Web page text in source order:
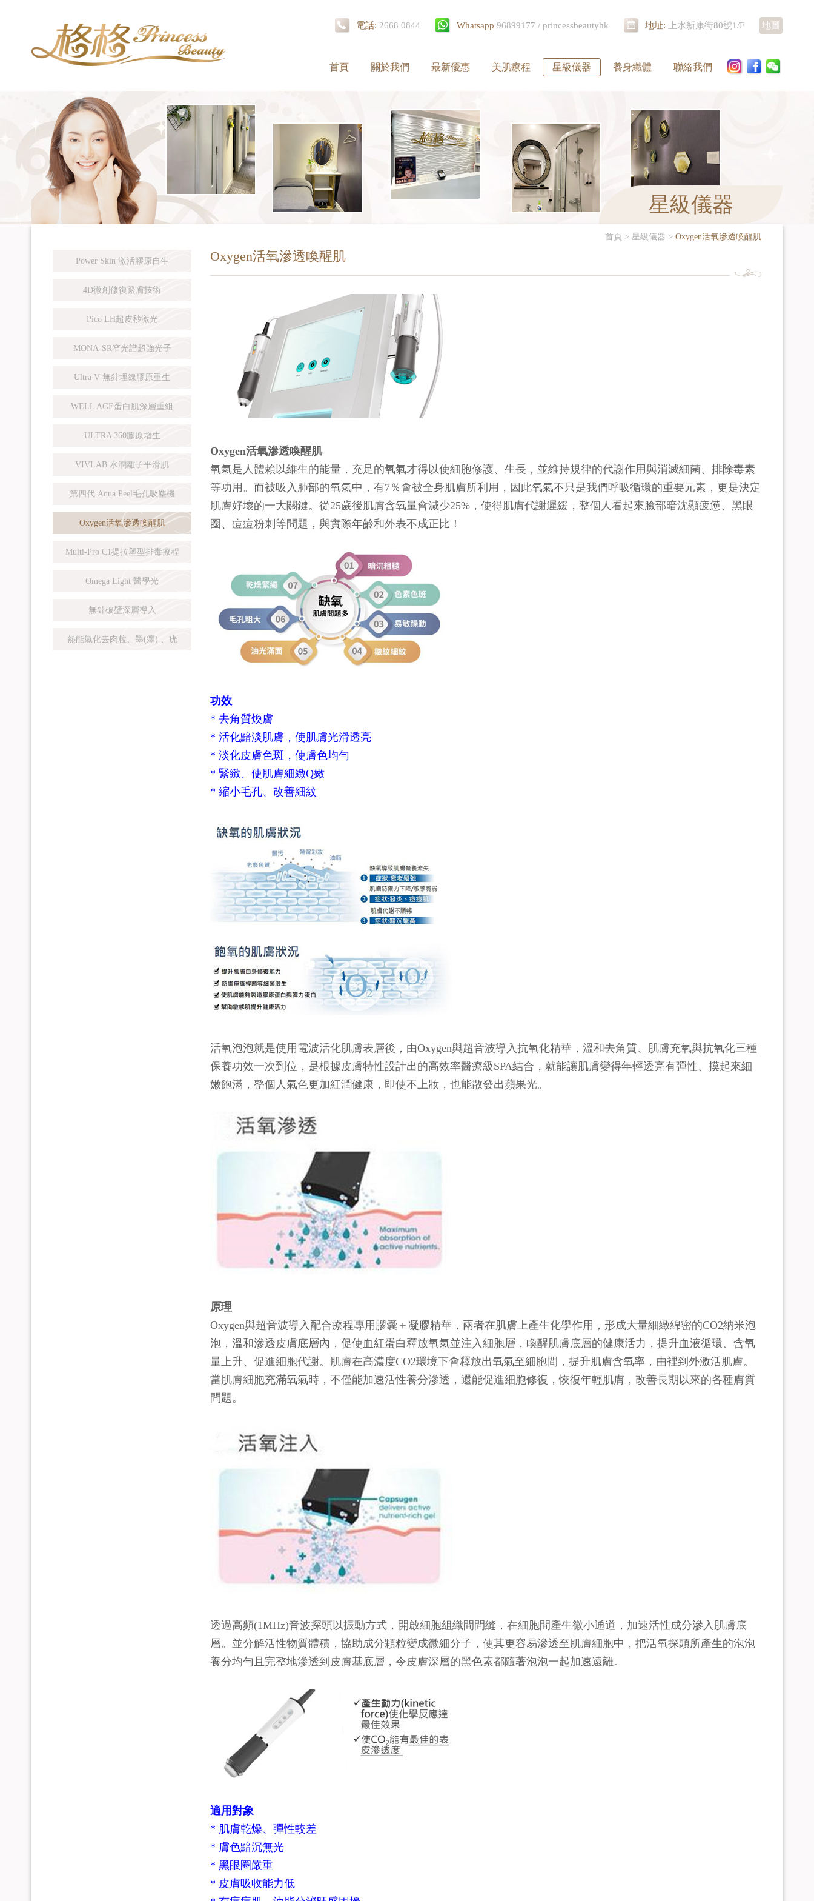
電話: 2668 0844 Whatsapp 96899177 / princessbeautyhk 地址: 上水新康街80號1/F 地圖
首頁 關於我們 最新優惠 美肌療程 星級儀器 養身纖體 聯絡我們
星級儀器
首頁 > 星級儀器 > Oxygen活氧滲透喚醒肌
Oxygen活氧滲透喚醒肌
Oxygen活氧滲透喚醒肌
氧氣是人體賴以維生的能量，充足的氧氣才得以使細胞修護、生長，並維持規律的代謝作用與消滅細菌、排除毒素
等功用。而被吸入肺部的氧氣中，有7％會被全身肌膚所利用，因此氧氣不只是我們呼吸循環的重要元素，更是決定
肌膚好壞的一大關鍵。從25歲後肌膚含氧量會減少25%，使得肌膚代謝遲緩，整個人看起來臉部暗沈顯疲憊、黑眼
圈、痘痘粉刺等問題，與實際年齡和外表不成正比！
功效
* 去角質煥膚
* 活化黯淡肌膚，使肌膚光滑透亮
* 淡化皮膚色斑，使膚色均勻
* 緊緻、使肌膚細緻Q嫩
* 縮小毛孔、改善細紋
活氧泡泡就是使用電波活化肌膚表層後，由Oxygen與超音波導入抗氧化精華，溫和去角質、肌膚充氧與抗氧化三種
保養功效一次到位，是根據皮膚特性設計出的高效率醫療級SPA結合，就能讓肌膚變得年輕透亮有彈性、摸起來細
嫩飽滿，整個人氣色更加紅潤健康，即使不上妝，也能散發出蘋果光。
原理
Oxygen與超音波導入配合療程專用膠囊＋凝膠精華，兩者在肌膚上產生化學作用，形成大量細緻綿密的CO2納米泡
泡，溫和滲透皮膚底層內，促使血紅蛋白釋放氧氣並注入細胞層，喚醒肌膚底層的健康活力，提升血液循環、含氧
量上升、促進細胞代謝。肌膚在高濃度CO2環境下會釋放出氧氣至細胞間，提升肌膚含氧率，由裡到外激活肌膚。
當肌膚細胞充滿氧氣時，不僅能加速活性養分滲透，還能促進細胞修復，恢復年輕肌膚，改善長期以來的各種膚質
問題。
透過高頻(1MHz)音波探頭以振動方式，開啟細胞組織間間縫，在細胞間產生微小通道，加速活性成分滲入肌膚底
層。並分解活性物質體積，協助成分顆粒變成微細分子，使其更容易滲透至肌膚細胞中，把活氧探頭所產生的泡泡
養分均勻且完整地滲透到皮膚基底層，令皮膚深層的黑色素都隨著泡泡一起加速遠離。
適用對象
* 肌膚乾燥、彈性較差
* 膚色黯沉無光
* 黑眼圈嚴重
* 皮膚吸收能力低
Power Skin 激活膠原自生
4D微創修復緊膚技術
Pico LH超皮秒激光
MONA-SR窄光譜超強光子
Ultra V 無針埋線膠原重生
WELL AGE蛋白肌深層重組
ULTRA 360膠原增生
VIVLAB 水潤離子平滑肌
第四代 Aqua Peel毛孔吸塵機
Oxygen活氧滲透喚醒肌
Multi-Pro C1提拉塑型排毒療程
Omega Light 醫學光
無針破壁深層導入
熱能氣化去肉粒、墨(癦) 、疣